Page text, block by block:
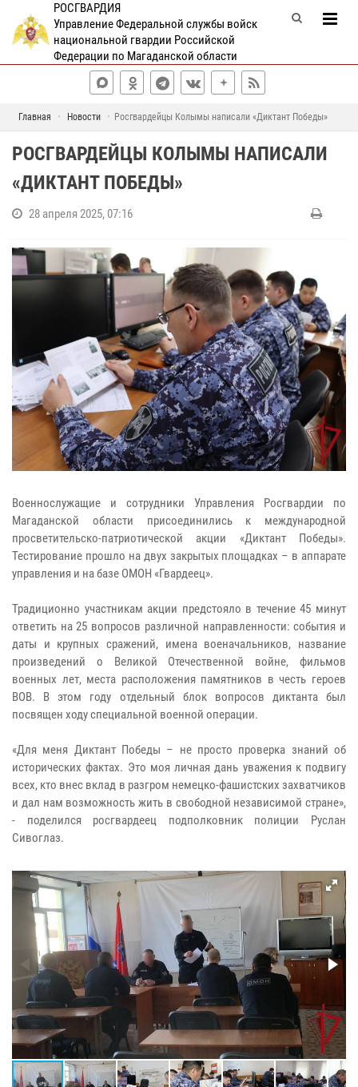
РОСГВАРДИЯ
Управление Федеральной службы войск
национальной гвардии Российской
Федерации по Магаданской области
Главная Новости Росгвардейцы Колымы написали «Диктант Победы»
РОСГВАРДЕЙЦЫ КОЛЫМЫ НАПИСАЛИ
«ДИКТАНТ ПОБЕДЫ»
28 апреля 2025, 07:16
Военнослужащие и сотрудники Управления Росгвардии по
Магаданской области присоединились к международной
просветительско-патриотической акции «Диктант Победы».
Тестирование прошло на двух закрытых площадках – в аппарате
управления и на базе ОМОН «Гвардеец».
Традиционно участникам акции предстояло в течение 45 минут
ответить на 25 вопросов различной направленности: события и
даты и крупных сражений, имена военачальников, название
произведений о Великой Отечественной войне, фильмов
военных лет, места расположения памятников в честь героев
ВОВ. В этом году отдельный блок вопросов диктанта был
посвящен ходу специальной военной операции.
«Для меня Диктант Победы – не просто проверка знаний об
исторических фактах. Это моя личная дань уважения к подвигу
всех, кто внес вклад в разгром немецко-фашистских захватчиков
и дал нам возможность жить в свободной независимой стране»,
- поделился росгвардеец подполковник полиции Руслан
Сивоглаз.